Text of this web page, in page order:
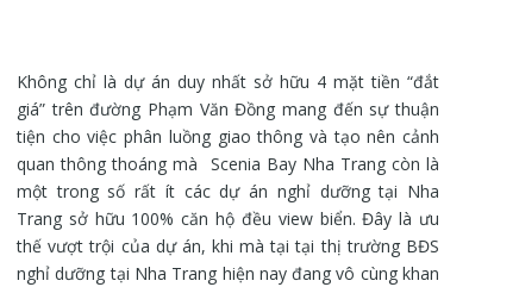
Không chỉ là dự án duy nhất sở hữu 4 mặt tiền “đắt
giá” trên đường Phạm Văn Đồng mang đến sự thuận
tiện cho việc phân luồng giao thông và tạo nên cảnh
quan thông thoáng mà Scenia Bay Nha Trang còn là
một trong số rất ít các dự án nghỉ dưỡng tại Nha
Trang sở hữu 100% căn hộ đều view biển. Đây là ưu
thế vượt trội của dự án, khi mà tại tại thị trường BĐS
nghỉ dưỡng tại Nha Trang hiện nay đang vô cùng khan